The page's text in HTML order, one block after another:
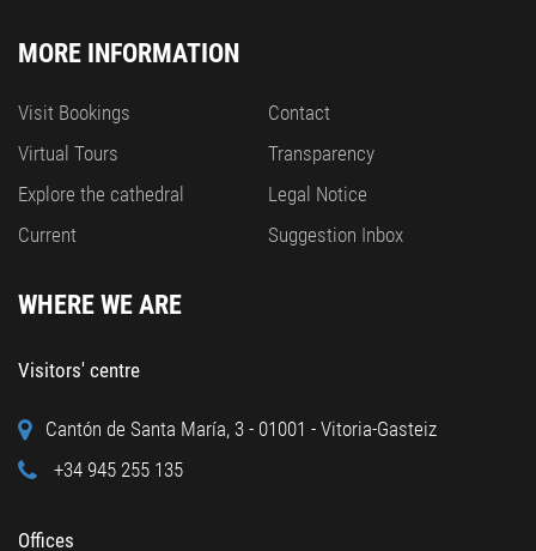
MORE INFORMATION
Visit Bookings
Virtual Tours
Explore the cathedral
Current
Contact
Transparency
Legal Notice
Suggestion Inbox
WHERE WE ARE
Visitors' centre
Cantón de Santa María, 3 - 01001 - Vitoria-Gasteiz
+34 945 255 135
Offices